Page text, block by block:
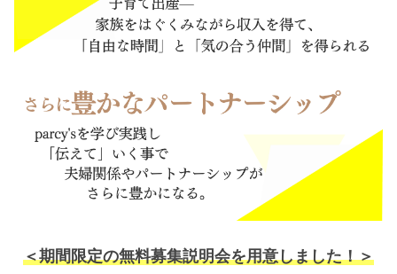
＜期間限定の無料募集説明会を用意しました！＞